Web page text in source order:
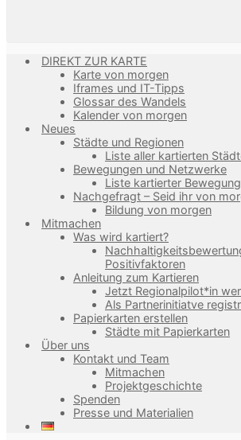
DIREKT ZUR KARTE
Karte von morgen
Iframes und IT-Tipps
Glossar des Wandels
Kalender von morgen
Neues
Städte und Regionen
Liste aller kartierten
Bewegungen und Netzwerke
Liste kartierter
Nachgefragt – Seid ihr von
Bildung von morgen
Mitmachen
Was wird kartiert?
Positivfaktoren
Anleitung zum Kartieren
Jetzt Regionalpilot*in
Als Partnerinitiatve
Papierkarten erstellen
Städte mit Papierkarten
Über uns
Kontakt und Team
Mitmachen
Projektgeschichte
Spenden
Presse und Materialien